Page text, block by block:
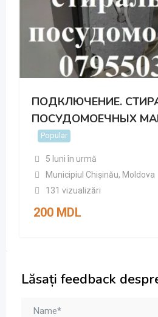
ПОДКЛЮЧЕНИЕ.
ПОСУДОМОЕЧНЫХ
Popular
5 luni în urmă
Municipiul Chișinău, Moldova
131 vizualizări
200 MDL
Lăsați feedback